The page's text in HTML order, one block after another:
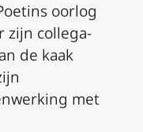
oorlog
zijn collega-
de kaak
met